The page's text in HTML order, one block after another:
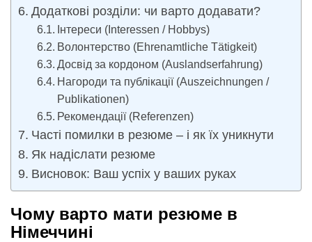
Додаткові розділи: чи варто додавати?
Інтереси (Interessen / Hobbys)
Волонтерство (Ehrenamtliche Tätigkeit)
Досвід за кордоном (Auslandserfahrung)
Нагороди та публікації (Auszeichnungen /
Publikationen)
Рекомендації (Referenzen)
Часті помилки в резюме – і як їх уникнути
Як надіслати резюме
Висновок: Ваш успіх у ваших руках
Чому варто мати резюме в
Німеччині